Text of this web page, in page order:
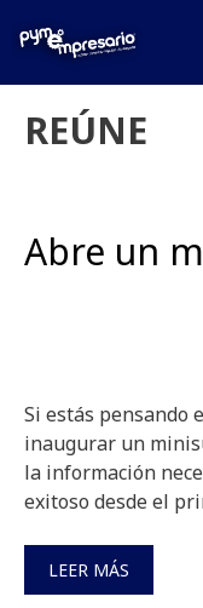
REÚNE
Abre un
Si estás pensando
inaugurar un
la información
exitoso desde el
LEER MÁS